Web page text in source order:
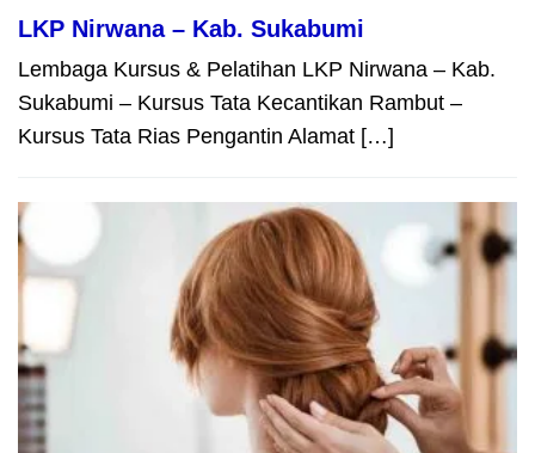
LKP Nirwana – Kab. Sukabumi
Lembaga Kursus & Pelatihan LKP Nirwana – Kab.
Sukabumi – Kursus Tata Kecantikan Rambut –
Kursus Tata Rias Pengantin Alamat […]